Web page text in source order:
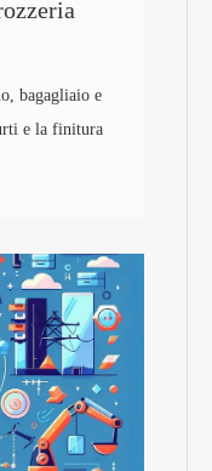
bagagliaio e
e la finitura